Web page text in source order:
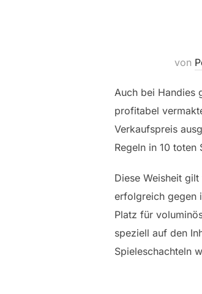
von
Auch bei Handies
profitabel
Verkaufspreis
Regeln in 10
Diese Weisheit
erfolgreich gegen
Platz für
speziell auf den
Spieleschachteln